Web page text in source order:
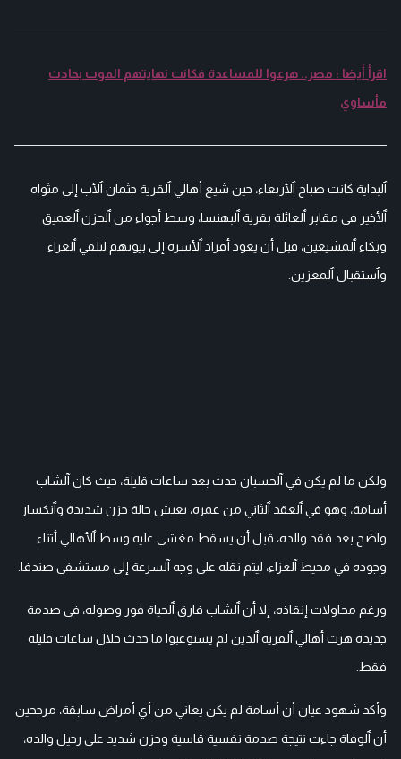
اقرأ أيضا : مصر.. هرعوا للمساعدة فكانت نهايتهم الموت بحادث
مأساوي
ٱلبداية كانت صباح ٱلأربعاء، حين شيع أهالي ٱلقرية جثمان ٱلأب إلى مثواه
ٱلأخير في مقابر ٱلعائلة بقرية ٱلبهنسا، وسط أجواء من ٱلحزن ٱلعميق
وبكاء ٱلمشيعين، قبل أن يعود أفراد ٱلأسرة إلى بيوتهم لتلقي ٱلعزاء
وٱستقبال ٱلمعزين.
ولكن ما لم يكن في ٱلحسبان حدث بعد ساعات قليلة، حيث كان ٱلشاب
أسامة، وهو في ٱلعقد ٱلثاني من عمره، يعيش حالة حزن شديدة وٱنكسار
واضح بعد فقد والده، قبل أن يسقط مغشى عليه وسط ٱلأهالي أثناء
وجوده في محيط ٱلعزاء، ليتم نقله على وجه ٱلسرعة إلى مستشفى صندفا.
ورغم محاولات إنقاذه، إلا أن ٱلشاب فارق ٱلحياة فور وصوله، في صدمة
جديدة هزت أهالي ٱلقرية ٱلذين لم يستوعبوا ما حدث خلال ساعات قليلة
فقط.
وأكد شهود عيان أن أسامة لم يكن يعاني من أي أمراض سابقة، مرجحين
أن ٱلوفاة جاءت نتيجة صدمة نفسية قاسية وحزن شديد على رحيل والده،